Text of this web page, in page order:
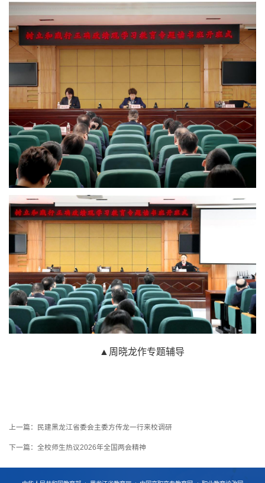
▲周晓龙作专题辅导
上一篇： 民建黑龙江省委会主委方传龙一行来校调研
下一篇： 全校师生热议2026年全国两会精神